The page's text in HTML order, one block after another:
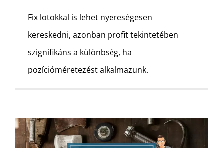
Fix lotokkal is lehet nyereségesen
kereskedni, azonban profit tekintetében
szignifikáns a különbség, ha
pozícióméretezést alkalmazunk.